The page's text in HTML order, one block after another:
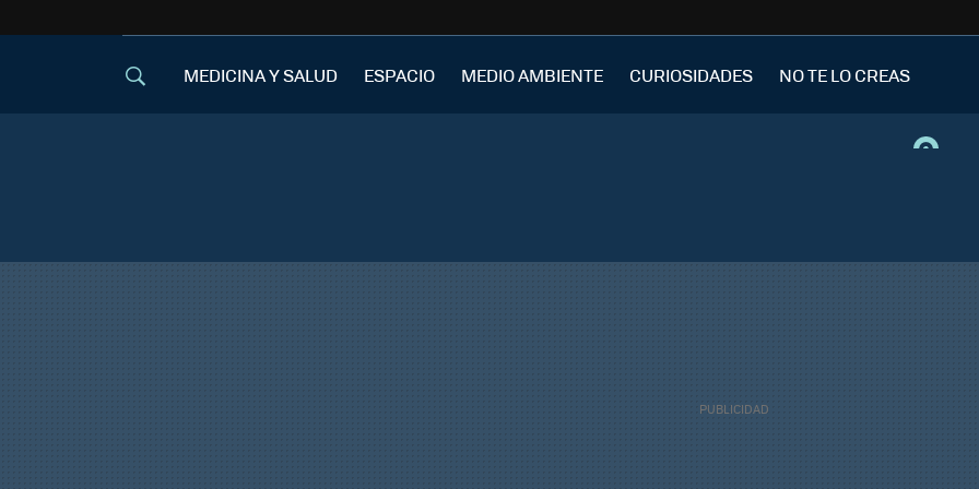
MEDICINA Y SALUD ESPACIO MEDIO AMBIENTE CURIOSIDADES NO TE LO CREAS